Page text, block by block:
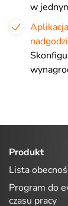
w
Produkt
Lista
Program do
czasu pracy